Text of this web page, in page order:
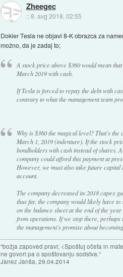
Zheegec
::8. avg 2018, 02:55
Dokler Tesla ne objavi 8-K obrazca za
možno, da je zadaj to;
A stock price above $360 would mean
March 2019 with cash.
If Tesla is forced to repay the debt with
contrary to what the management team
Why is $360 the magical level? That's
March 1, 2019 (indenture). If the stock
bondholders with cash instead of shares.
company could afford this payment at
However, we must also take future
account.
The company decreased its 2018 capex
thus far, the company would likely have
on the balance sheet at the end of the
from operations. If we stop there,
the management's promise about
"božja zapoved pravi; <Spoštuj očeta in
ne govori pa o spoštovanju sodstva."
Janez Janša, 29.04.2014